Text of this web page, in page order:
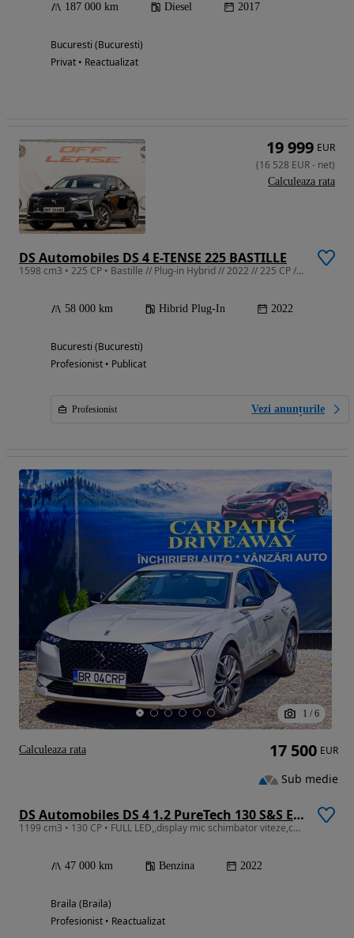
187 000 km Diesel 2017
Bucuresti (Bucuresti)
Privat • Reactualizat
DS Automobiles DS 4 E-TENSE 225 BASTILLE
1598 cm3 • 225 CP • Bastille // Plug-in Hybrid // 2022 // 225 CP // Automată //
58 000 km Hibrid Plug-In 2022
Bucuresti (Bucuresti)
Profesionist • Publicat
Profesionist Vezi anunțurile
19 999 EUR
(16 528 EUR- net)
Calculeaza rata
1 / 6
DS Automobiles DS 4 1.2 PureTech 130 S&S EAT8 RIVOLI
1199 cm3 • 130 CP • FULL LED,,display mic schimbator viteze,ceasuri lcd
47 000 km Benzina 2022
Braila (Braila)
Profesionist • Reactualizat
17 500 EUR
Sub medie
Calculeaza rata